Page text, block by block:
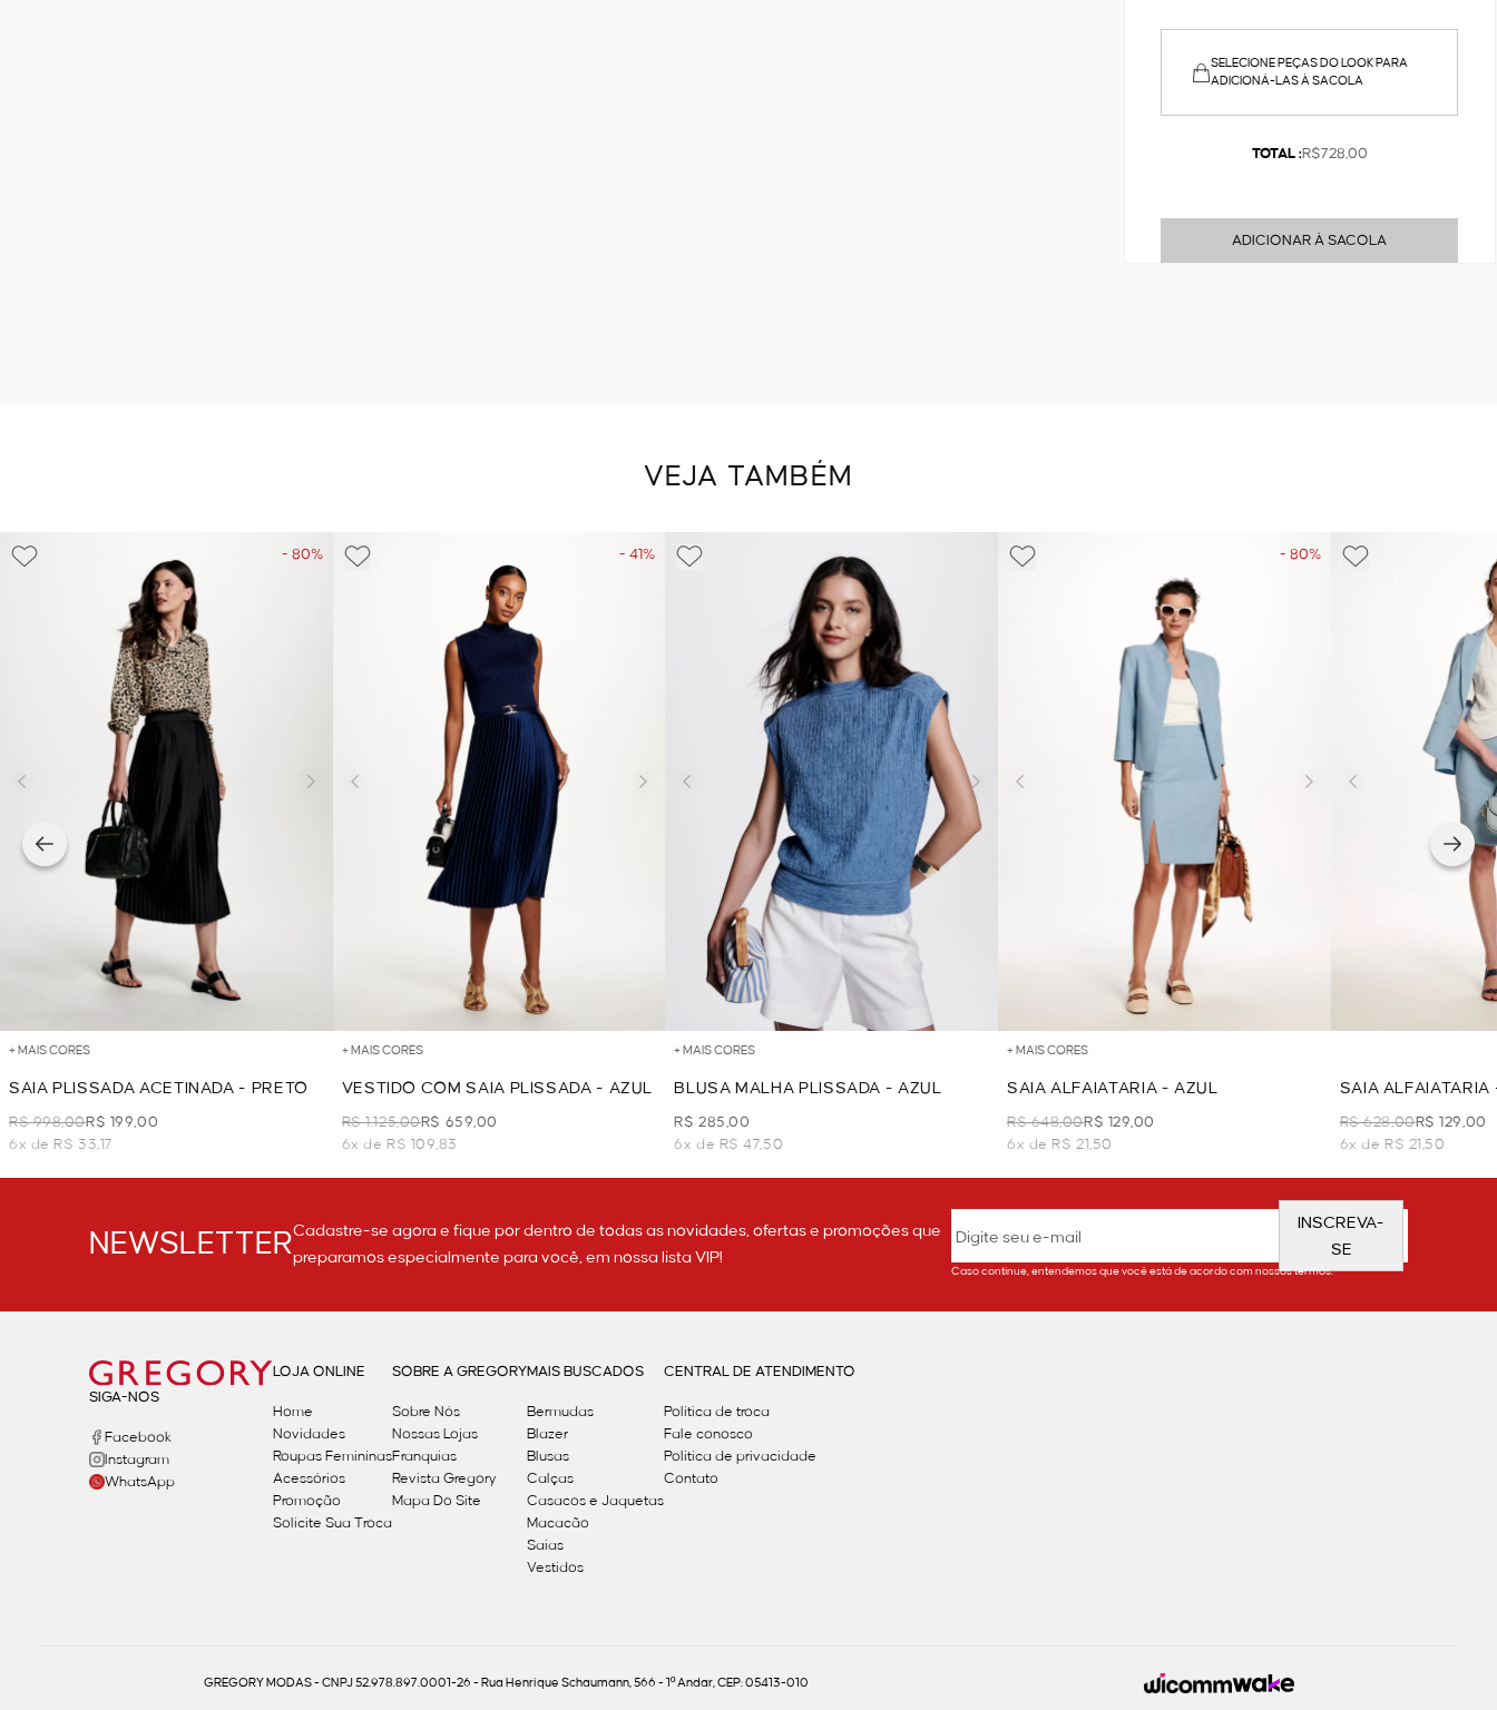
SELECIONE PEÇAS DO LOOK PARA
ADICIONÁ-LAS À SACOLA
TOTAL :R$728,00
ADICIONAR À SACOLA
VEJA TAMBÉM
- 80%
+ MAIS CORES
SAIA PLISSADA ACETINADA - PRETO
R$ 998,00R$ 199,00
6x de R$ 33,17
- 41%
+ MAIS CORES
VESTIDO COM SAIA PLISSADA - AZUL
R$ 1.125,00R$ 659,00
6x de R$ 109,83
+ MAIS CORES
BLUSA MALHA PLISSADA - AZUL
R$ 285,00
6x de R$ 47,50
- 80%
+ MAIS CORES
SAIA ALFAIATARIA - AZUL
R$ 648,00R$ 129,00
6x de R$ 21,50
SAIA ALFAIATARIA
R$ 628,00R$ 129,00
6x de R$ 21,50
NEWSLETTERCadastre-se agora e fique por dentro de todas as novidades, ofertas e promoções que
preparamos especialmente para você, em nossa lista VIP!
INSCREVA-
SE
Caso continue, entendemos que você está de acordo com nossos termos.
SIGA-NOS
Facebook
Instagram
WhatsApp
LOJA ONLINE
Home
Novidades
Roupas Femininas
Acessórios
Promoção
Solicite Sua Troca
SOBRE A GREGORY
Sobre Nós
Nossas Lojas
Franquias
Revista Gregory
Mapa Do Site
MAIS BUSCADOS
Bermudas
Blazer
Blusas
Calças
Casacos e Jaquetas
Macacão
Saias
Vestidos
CENTRAL DE ATENDIMENTO
Política de troca
Fale conosco
Politica de privacidade
Contato
GREGORY MODAS - CNPJ 52.978.897.0001-26 - Rua Henrique Schaumann, 566 - 1º Andar, CEP: 05413-010